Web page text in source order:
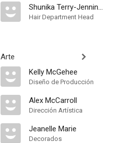
Shunika Terry-Jennings
Hair Department Head
Arte
Kelly McGehee
Diseño de Producción
Alex McCarroll
Dirección Artística
Jeanelle Marie
Decorados